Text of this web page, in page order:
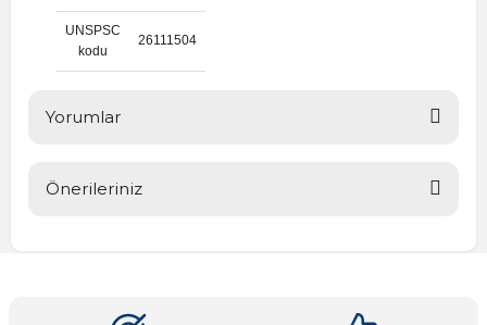
UNSPSC
kodu
26111504
Yorumlar
Önerileriniz
Görüş ve önerileriniz için teşekkür ederiz.